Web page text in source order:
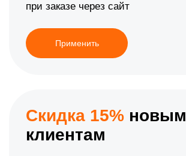
при заказе через сайт
Применить
Скидка 15% новым
клиентам